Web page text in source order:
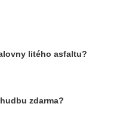
litého asfaltu?
zdarma?